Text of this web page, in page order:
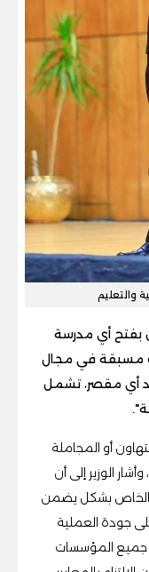
والتعليم
بفتح أي مدرسة
مسبقة في مجال
ضد أي مقصر، تشمل
أو المجاملة
الوزير إلى أن
الخاص بشكل يضمن
جودة العملية
جميع المؤسسات